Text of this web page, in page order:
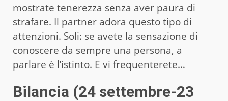
mostrate tenerezza senza aver paura di
strafare. Il partner adora questo tipo di
attenzioni. Soli: se avete la sensazione di
conoscere da sempre una persona, a
parlare è l’istinto. E vi frequenterete…
Bilancia (24 settembre-23